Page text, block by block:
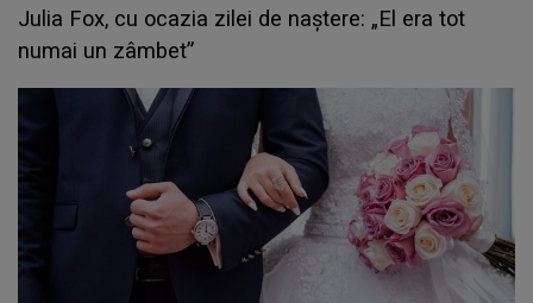
Julia Fox, cu ocazia zilei de naștere: „El era tot
numai un zâmbet”